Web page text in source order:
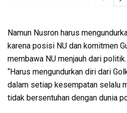
Namun Nusron harus
karena posisi NU dan komitmen
membawa NU menjauh dari politik.
“Harus mengundurkan diri dari
dalam setiap kesempatan selalu
tidak bersentuhan dengan dunia